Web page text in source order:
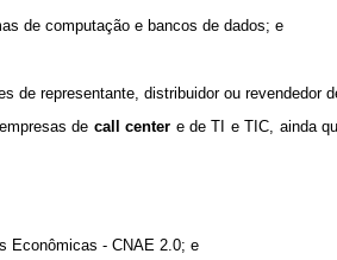
de computação e bancos de dados; e
representante, distribuidor ou revendedor
de call center e de TI e TIC, ainda
Econômicas - CNAE 2.0; e